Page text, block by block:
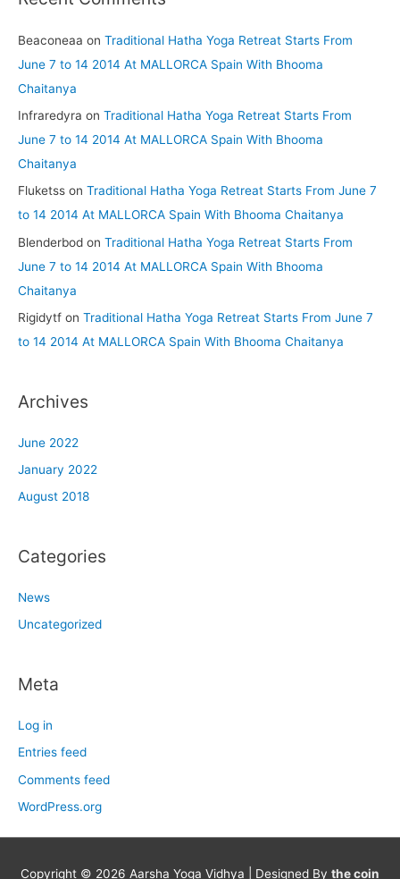
Beaconeaa on Traditional Hatha Yoga Retreat Starts From
June 7 to 14 2014 At MALLORCA Spain With Bhooma
Chaitanya
Infraredyra on Traditional Hatha Yoga Retreat Starts From
June 7 to 14 2014 At MALLORCA Spain With Bhooma
Chaitanya
Fluketss on Traditional Hatha Yoga Retreat Starts From June 7
to 14 2014 At MALLORCA Spain With Bhooma Chaitanya
Blenderbod on Traditional Hatha Yoga Retreat Starts From
June 7 to 14 2014 At MALLORCA Spain With Bhooma
Chaitanya
Rigidytf on Traditional Hatha Yoga Retreat Starts From June 7
to 14 2014 At MALLORCA Spain With Bhooma Chaitanya
Archives
June 2022
January 2022
August 2018
Categories
News
Uncategorized
Meta
Log in
Entries feed
Comments feed
WordPress.org
Copyright © 2026 Aarsha Yoga Vidhya | Designed By the coin